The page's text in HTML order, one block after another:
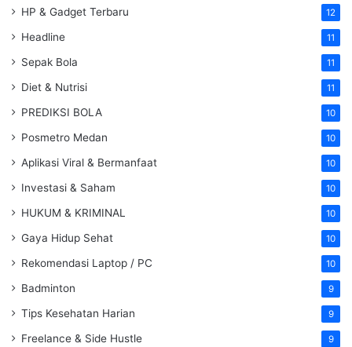
HP & Gadget Terbaru 12
Headline 11
Sepak Bola 11
Diet & Nutrisi 11
PREDIKSI BOLA 10
Posmetro Medan 10
Aplikasi Viral & Bermanfaat 10
Investasi & Saham 10
HUKUM & KRIMINAL 10
Gaya Hidup Sehat 10
Rekomendasi Laptop / PC 10
Badminton 9
Tips Kesehatan Harian 9
Freelance & Side Hustle 9